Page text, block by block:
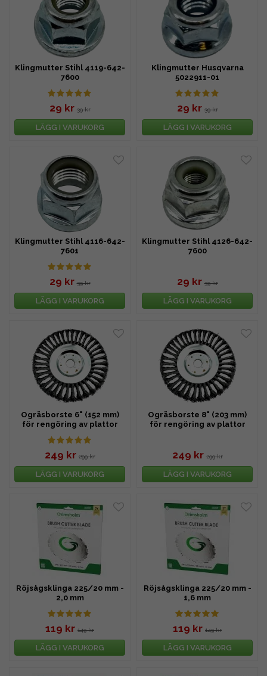
Klingmutter Stihl 4119-642-
7600
29 kr 39 kr
LÄGG I VARUKORG
Klingmutter Husqvarna
5022911-01
29 kr 39 kr
LÄGG I VARUKORG
Klingmutter Stihl 4116-642-
7601
29 kr 39 kr
LÄGG I VARUKORG
Klingmutter Stihl 4126-642-
7600
29 kr 39 kr
LÄGG I VARUKORG
Ogräsborste 6" (152 mm)
för rengöring av plattor
249 kr 299 kr
LÄGG I VARUKORG
Ogräsborste 8" (203 mm)
för rengöring av plattor
249 kr 299 kr
LÄGG I VARUKORG
Röjsågsklinga 225/20 mm -
2,0 mm
119 kr 149 kr
LÄGG I VARUKORG
Röjsågsklinga 225/20 mm -
1,6 mm
119 kr 149 kr
LÄGG I VARUKORG